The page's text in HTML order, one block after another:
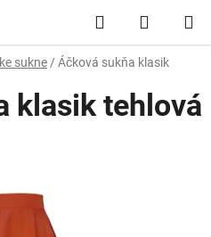
Hľadať
KOŠÍK
sukne / Áčková sukňa klasik
klasik tehlová